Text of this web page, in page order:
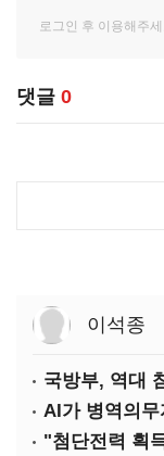
댓글 0
이석종
AI가 병역의무